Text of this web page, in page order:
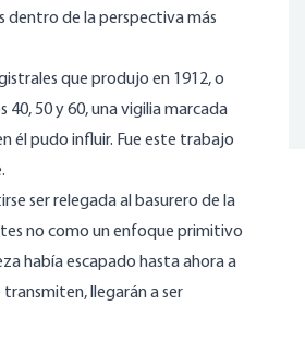
dentro de la perspectiva más
que produjo en 1912, o
40, 50 y 60, una vigilia marcada
él pudo influir. Fue este trabajo
ser relegada al basurero de la
no como un enfoque primitivo
había escapado hasta ahora a
llegarán a ser